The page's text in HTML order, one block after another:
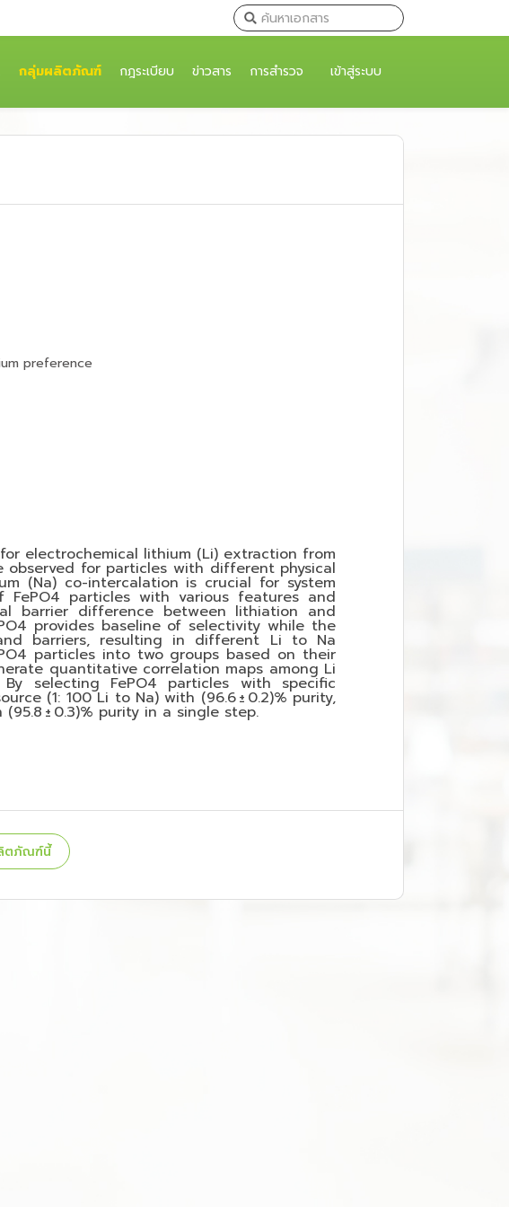
กลุ่มผลิตภัณฑ์ กฎระเบียบ ข่าวสาร การสำรวจ เข้าสู่ระบบ
preference
electrochemical lithium (Li) extraction from
observed for particles with different physical
(Na) co-intercalation is crucial for system
particles with various features and
barrier difference between lithiation and
provides baseline of selectivity while the
barriers, resulting in different Li to Na
particles into two groups based on their
quantitative correlation maps among Li
selecting FePO4 particles with specific
(1: 100 Li to Na) with (96.6 ± 0.2)% purity,
± 0.3)% purity in a single step.
ตภัณฑ์นี้